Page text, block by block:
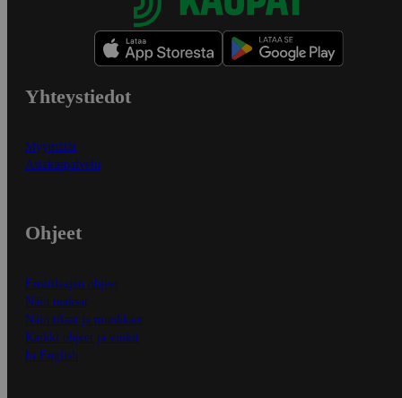
Yhteystiedot
Myymälät
Asiakaspalvelu
Ohjeet
Ensitilaajan ohjeet
Näin maksat
Näin tilaat ja muokkaat
Kaikki ohjeet ja vinkit
In English